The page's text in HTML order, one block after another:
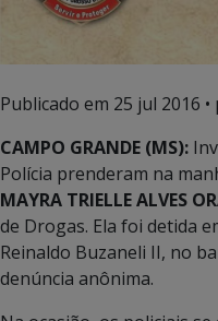
Publicado em 25 jul 2016
CAMPO GRANDE (MS):
Polícia prenderam na
MAYRA TRIELLE ALVES
de Drogas. Ela foi detida
Reinaldo Buzaneli II, no
denúncia anônima.